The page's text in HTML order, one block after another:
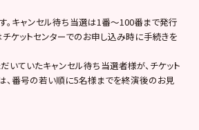
キャンセル待ち当選は1番～100番まで発行
チケットセンターでのお申し込み時に手続きを
ていたキャンセル待ち当選者様が、チケット
、番号の若い順に5名様までを終演後のお見